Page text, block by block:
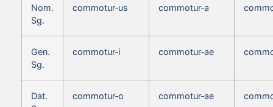
Nom.
Sg.
commotur‑us commotur‑a
Gen.
Sg.
commotur‑i commotur‑ae
Dat.
commotur‑o commotur‑ae